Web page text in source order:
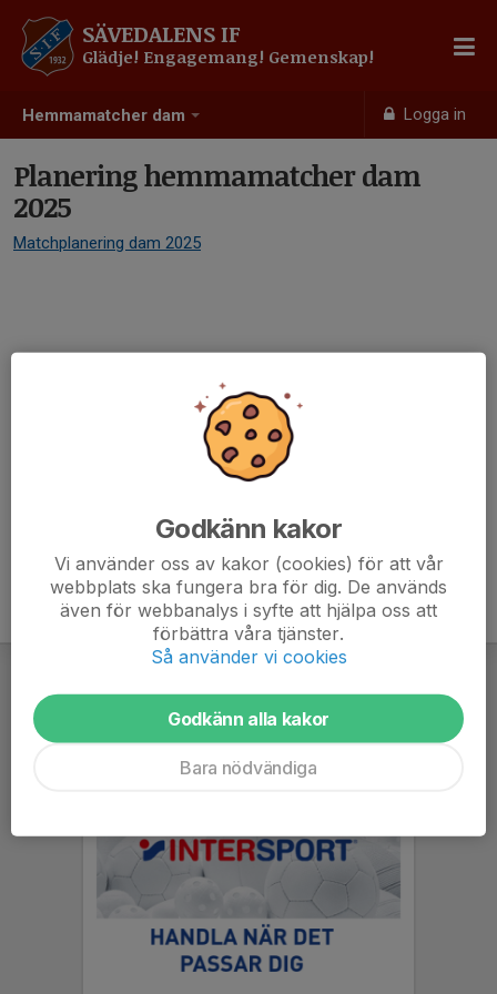
Hemmamatcher dam Logga in
SÄVEDALENS IF
Glädje! Engagemang! Gemenskap!
Planering hemmamatcher dam
2025
Matchplanering dam 2025
Godkänn kakor
Vi använder oss av kakor (cookies) för att vår
webbplats ska fungera bra för dig. De används
även för webbanalys i syfte att hjälpa oss att
förbättra våra tjänster.
Så använder vi cookies
Godkänn alla kakor
Bara nödvändiga